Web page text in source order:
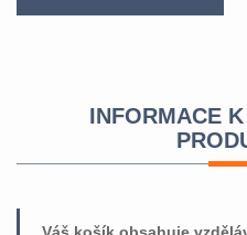
INFORMACE